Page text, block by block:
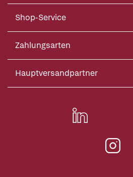
Shop-Service
Zahlungsarten
Hauptversandpartner